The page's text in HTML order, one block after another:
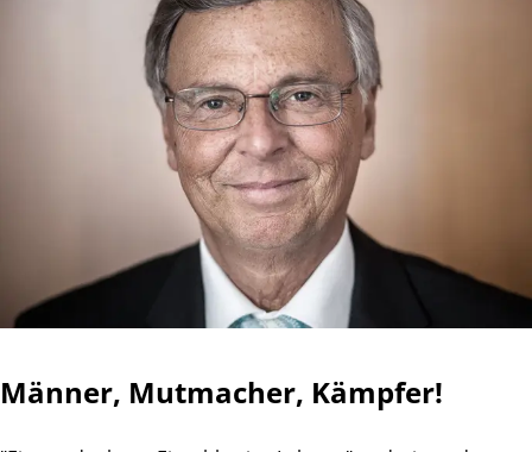
Männer, Mutmacher, Kämpfer!